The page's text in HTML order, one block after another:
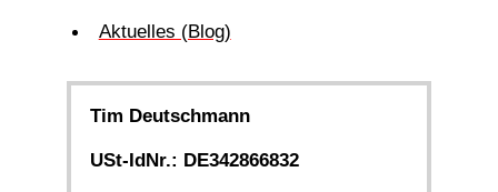
Aktuelles (Blog)
Tim Deutschmann
USt-IdNr.: DE342866832